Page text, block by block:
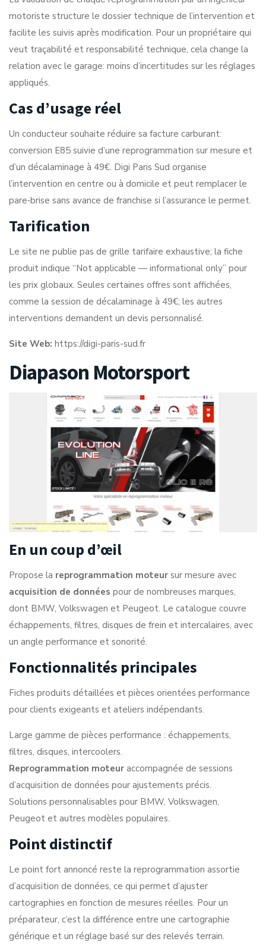
motoriste structure le dossier technique de l’intervention et
facilite les suivis après modification. Pour un propriétaire qui
veut traçabilité et responsabilité technique, cela change la
relation avec le garage: moins d’incertitudes sur les réglages
appliqués.
Cas d’usage réel
Un conducteur souhaite réduire sa facture carburant:
conversion E85 suivie d’une reprogrammation sur mesure et
d’un décalaminage à 49€. Digi Paris Sud organise
l’intervention en centre ou à domicile et peut remplacer le
pare‑brise sans avance de franchise si l’assurance le permet.
Tarification
Le site ne publie pas de grille tarifaire exhaustive; la fiche
produit indique “Not applicable — informational only” pour
les prix globaux. Seules certaines offres sont affichées,
comme la session de décalaminage à 49€; les autres
interventions demandent un devis personnalisé.
Site Web: https://digi-paris-sud.fr
Diapason Motorsport
En un coup d’œil
Propose la reprogrammation moteur sur mesure avec
acquisition de données pour de nombreuses marques,
dont BMW, Volkswagen et Peugeot. Le catalogue couvre
échappements, filtres, disques de frein et intercalaires, avec
un angle performance et sonorité.
Fonctionnalités principales
Fiches produits détaillées et pièces orientées performance
pour clients exigeants et ateliers indépendants.
Large gamme de pièces performance : échappements,
filtres, disques, intercoolers.
Reprogrammation moteur accompagnée de sessions
d’acquisition de données pour ajustements précis.
Solutions personnalisables pour BMW, Volkswagen,
Peugeot et autres modèles populaires.
Point distinctif
Le point fort annoncé reste la reprogrammation assortie
d’acquisition de données, ce qui permet d’ajuster
cartographies en fonction de mesures réelles. Pour un
préparateur, c’est la différence entre une cartographie
générique et un réglage basé sur des relevés terrain.